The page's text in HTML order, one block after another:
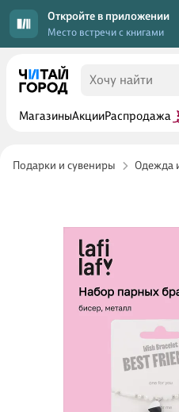
Откройте в приложении
Место встречи с книгами
МагазиныАкцииРаспродажа
Подарки и сувениры Одежда